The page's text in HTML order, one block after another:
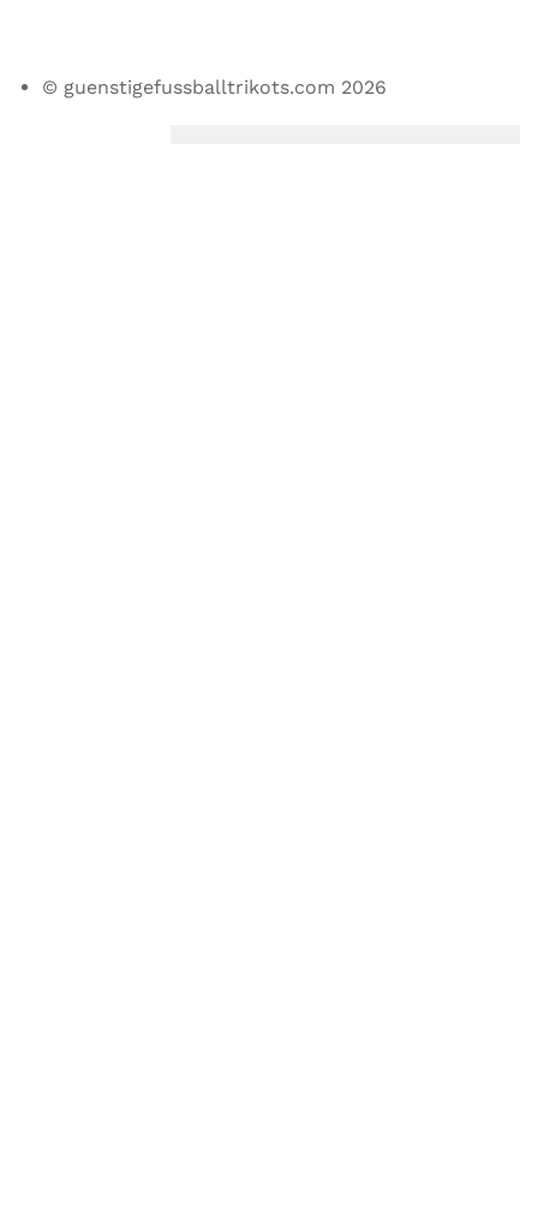
© guenstigefussballtrikots.com 2026